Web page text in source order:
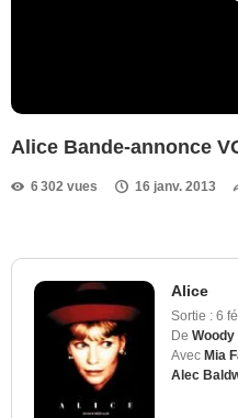
Alice Bande-annonce
6 302 vues 16 janv. 2013
Alice
Sortie : 6
De Woody
Avec Mia
Alec